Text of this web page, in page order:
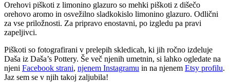
Orehovi piškoti z limonino glazuro so mehki piškoti z dišečo
orehovo aromo in osvežilno sladkokislo limonino glazuro. Odlični
za vse priložnosti. Za pripravo enostavni, po izgledu pa pravi
zapeljivci.
Piškoti so fotografirani v prelepih skledicah, ki jih ročno izdeluje
Daša iz Daša’s Pottery. Še več njenih umetnin, si lahko ogledate na
njeni Facebook strani, njenem Instagramu in na njenem Etsy profilu.
Jaz sem se v njih takoj zaljubila!